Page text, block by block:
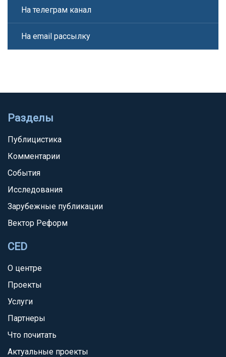
На телеграм канал
На email рассылку
Разделы
Публицистика
Комментарии
События
Исследования
Зарубежные публикации
Вектор Реформ
CED
О центре
Проекты
Услуги
Партнеры
Что почитать
Актуальные проекты